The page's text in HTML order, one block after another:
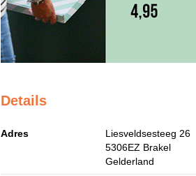
Details
Adres
Liesveldsesteeg 26
5306EZ Brakel
Gelderland